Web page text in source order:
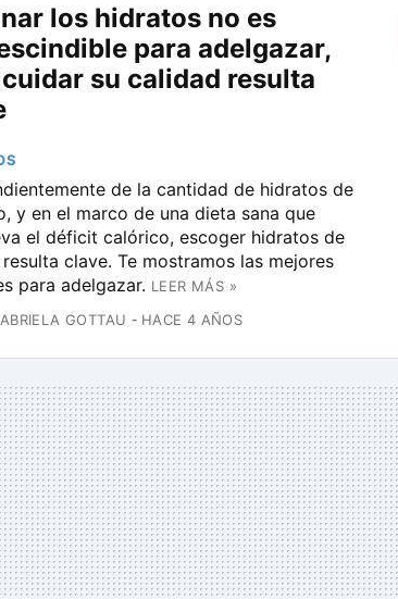
los hidratos no es
para adelgazar,
su calidad resulta
de la cantidad de hidratos de
y en el marco de una dieta sana que
el déficit calórico, escoger hidratos de
clave. Te mostramos las mejores
para adelgazar. LEER MÁS »
GOTTAU HACE 4 AÑOS